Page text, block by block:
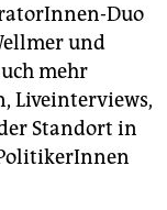
Duo
und
mehr
Liveinterviews,
Standort in